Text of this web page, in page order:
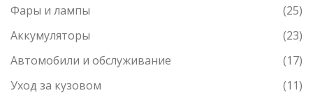
Фары и лампы
(25)
Аккумуляторы
(23)
Автомобили и обслуживание
(17)
Уход за кузовом
(11)